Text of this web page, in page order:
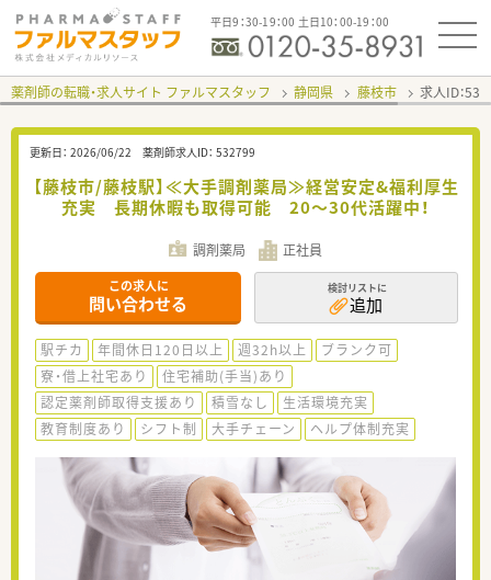
平日9：30-19：00 土日10：00-19：00
薬剤師の転職・求人サイト ファルマスタッフ 静岡県 藤枝市 求人ID：
更新日： 2026/06/22 薬剤師求人ID： 532799
【藤枝市/藤枝駅】≪大手調剤薬局≫経営安定&福利厚生
充実 長期休暇も取得可能 20～30代活躍中！
調剤薬局 正社員
この求人に
問い合わせる
検討リストに
追加
駅チカ 年間休日120日以上 週32h以上
ブランク可
寮・借上社宅あり
住宅補助(手当)あり
認定薬剤師取得支援あり
積雪なし
生活環境充実
教育制度あり
シフト制 大手チェーン ヘルプ体制充実